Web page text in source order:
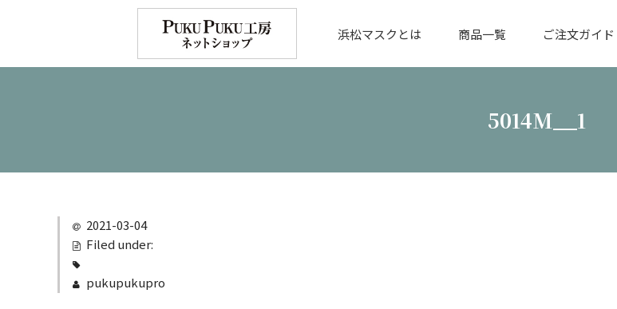
浜松マスクとは 商品一覧 ご注文ガイド
5014M__1
2021-03-04
Filed under:
pukupukupro